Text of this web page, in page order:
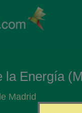
la Energía
Madrid